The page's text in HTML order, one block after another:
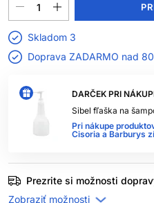
DARČEK PRI
Sibel fľaška na
Pri nákupe
Cisoria a Barburys
Skladom 3
Doprava ZADARMO nad
Prezrite si možnosti